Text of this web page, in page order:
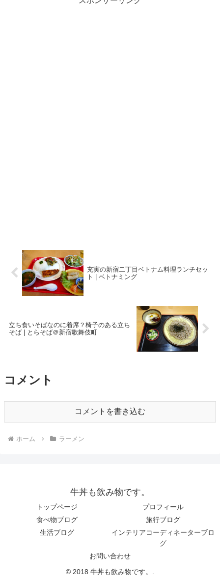
充実の新宿二丁目ベトナム料理ランチセッ
ト | ベトナミング
立ち食いそばなのに着席？椅子のある立ち
そば | とらそば＠新宿歌舞伎町
コメント
コメントを書き込む
ホーム ラーメン
牛丼も飲み物です。
トップページ
プロフィール
食べ物ブログ
旅行ブログ
生活ブログ
インテリアコーディネーターブロ
グ
お問い合わせ
© 2018 牛丼も飲み物です。.